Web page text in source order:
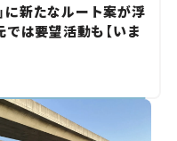
に新たなルート案が浮
は要望活動も【いま